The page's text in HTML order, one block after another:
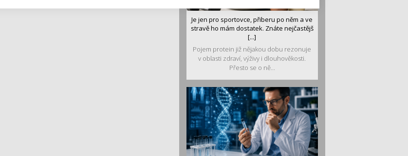
Je jen pro sportovce, přiberu po něm a ve
stravě ho mám dostatek. Znáte nejčastějš
[...]
Pojem protein již nějakou dobu rezonuje
v oblasti zdraví, výživy i dlouhověkosti.
Přesto se o ně...